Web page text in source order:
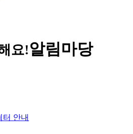
요!알림마당
터 안내